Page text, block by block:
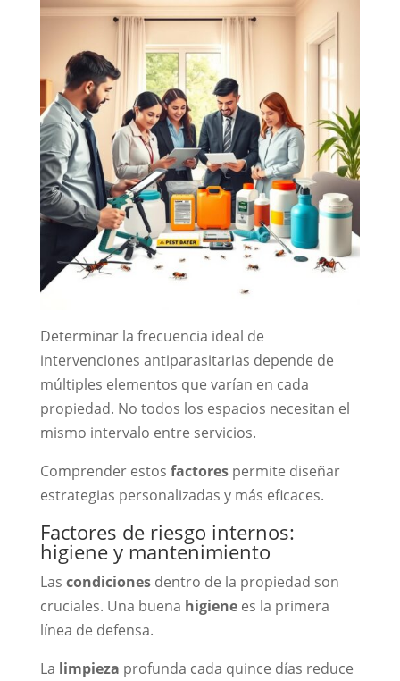
Determinar la frecuencia ideal de
intervenciones antiparasitarias depende de
múltiples elementos que varían en cada
propiedad. No todos los espacios necesitan el
mismo intervalo entre servicios.
Comprender estos factorespermite diseñar
estrategias personalizadas y más eficaces.
Factores de riesgo internos:
higiene y mantenimiento
Las condicionesdentro de la propiedad son
cruciales. Una buena higienees la primera
línea de defensa.
La limpieza profunda cada quince días reduce